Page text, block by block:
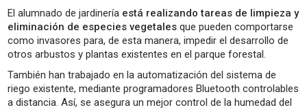
El alumnado de jardinería está realizando tareas de limpieza y
eliminación de especies vegetales que pueden comportarse
como invasores para, de esta manera, impedir el desarrollo de
otros arbustos y plantas existentes en el parque forestal.
También han trabajado en la automatización del sistema de
riego existente, mediante programadores Bluetooth controlables
a distancia. Así, se asegura un mejor control de la humedad del